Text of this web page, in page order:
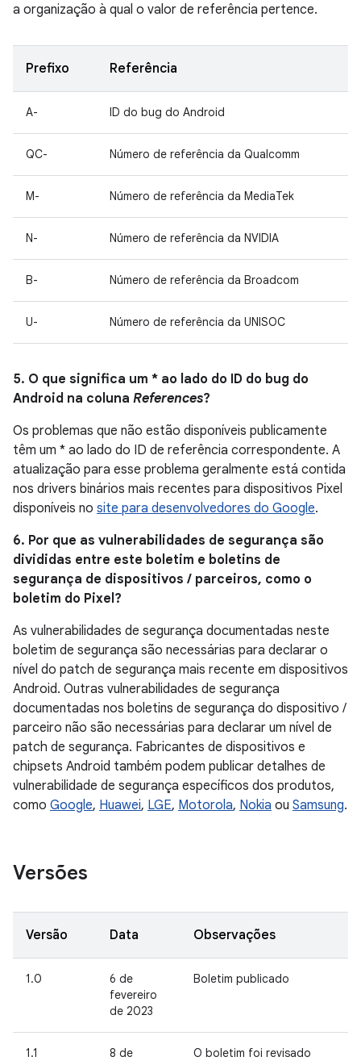
a organização à qual o valor de referência pertence.
Prefixo Referência
A- ID do bug do Android
QC- Número de referência da Qualcomm
M- Número de referência da MediaTek
N- Número de referência da NVIDIA
B- Número de referência da Broadcom
U- Número de referência da UNISOC
5. O que significa um * ao lado do ID do bug do
Android na coluna References?
Os problemas que não estão disponíveis publicamente
têm um * ao lado do ID de referência correspondente. A
atualização para esse problema geralmente está contida
nos drivers binários mais recentes para dispositivos Pixel
disponíveis no site para desenvolvedores do Google.
6. Por que as vulnerabilidades de segurança são
divididas entre este boletim e boletins de
segurança de dispositivos / parceiros, como o
boletim do Pixel?
As vulnerabilidades de segurança documentadas neste
boletim de segurança são necessárias para declarar o
nível do patch de segurança mais recente em dispositivos
Android. Outras vulnerabilidades de segurança
documentadas nos boletins de segurança do dispositivo /
parceiro não são necessárias para declarar um nível de
patch de segurança. Fabricantes de dispositivos e
chipsets Android também podem publicar detalhes de
vulnerabilidade de segurança específicos dos produtos,
como Google, Huawei, LGE, Motorola, Nokia ou Samsung.
Versões
Versão Data Observações
1.0
6 de
fevereiro
de 2023
Boletim publicado
1.1
8 de
O boletim foi revisado